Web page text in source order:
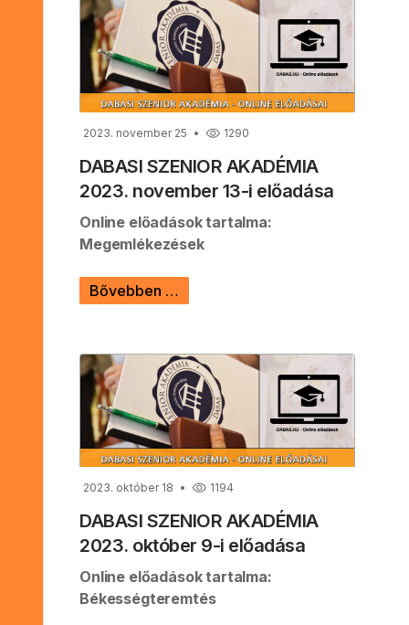
2023. november 25 1290
DABASI SZENIOR AKADÉMIA
2023. november 13-i előadása
Online előadások tartalma:
Megemlékezések
Bővebben …
2023. október 18 1194
DABASI SZENIOR AKADÉMIA
2023. október 9-i előadása
Online előadások tartalma:
Békességteremtés